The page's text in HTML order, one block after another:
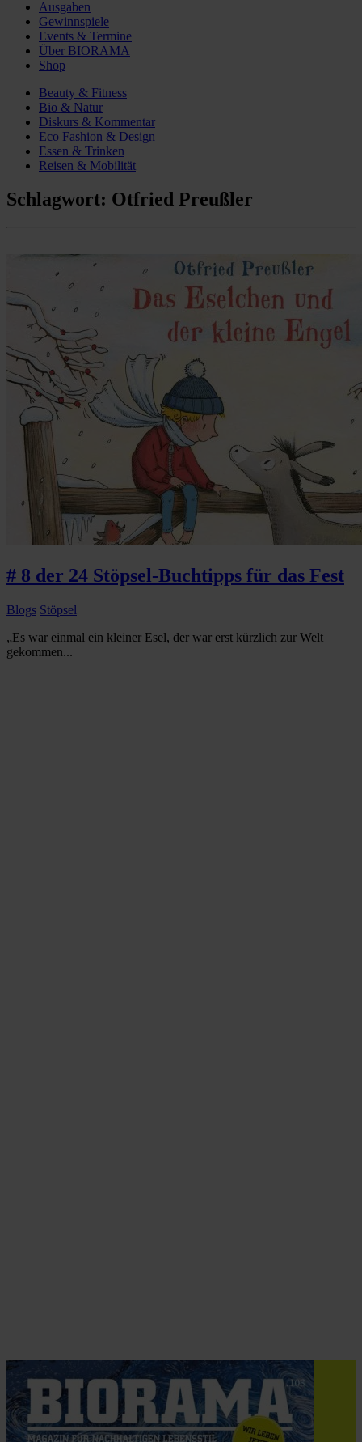
Ausgaben
Gewinnspiele
Events & Termine
Über BIORAMA
Shop
Beauty & Fitness
Bio & Natur
Diskurs & Kommentar
Eco Fashion & Design
Essen & Trinken
Reisen & Mobilität
Schlagwort: Otfried Preußler
# 8 der 24 Stöpsel-Buchtipps für das Fest
Blogs Stöpsel
„Es war einmal ein kleiner Esel, der war erst kürzlich zur Welt
gekommen...